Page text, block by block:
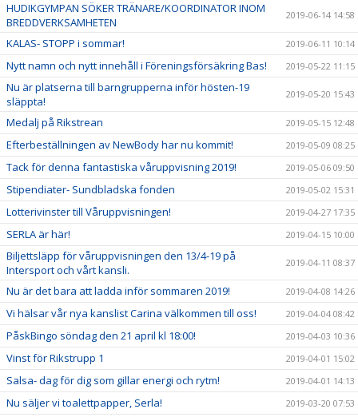
HUDIKGYMPAN SÖKER TRÄNARE/KOORDINATOR INOM
BREDDVERKSAMHETEN
2019-06-14 14:58
KALAS- STOPP i sommar! 2019-06-11 10:14
Nytt namn och nytt innehåll i Föreningsförsäkring Bas! 2019-05-22 11:15
Nu är platserna till barngrupperna inför hösten-19
släppta!
2019-05-20 15:43
Medalj på Rikstrean 2019-05-15 12:48
Efterbeställningen av NewBody har nu kommit! 2019-05-09 08:25
Tack för denna fantastiska våruppvisning 2019! 2019-05-06 09:50
Stipendiater- Sundbladska fonden 2019-05-02 15:31
Lotterivinster till Våruppvisningen! 2019-04-27 17:35
SERLA är här! 2019-04-15 10:00
Biljettsläpp för våruppvisningen den 13/4-19 på
Intersport och vårt kansli.
2019-04-11 08:37
Nu är det bara att ladda inför sommaren 2019! 2019-04-08 14:26
Vi hälsar vår nya kanslist Carina välkommen till oss! 2019-04-04 08:42
PåskBingo söndag den 21 april kl 18:00! 2019-04-03 10:36
Vinst för Rikstrupp 1 2019-04-01 15:02
Salsa- dag för dig som gillar energi och rytm! 2019-04-01 14:13
Nu säljer vi toalettpapper, Serla! 2019-03-20 07:53